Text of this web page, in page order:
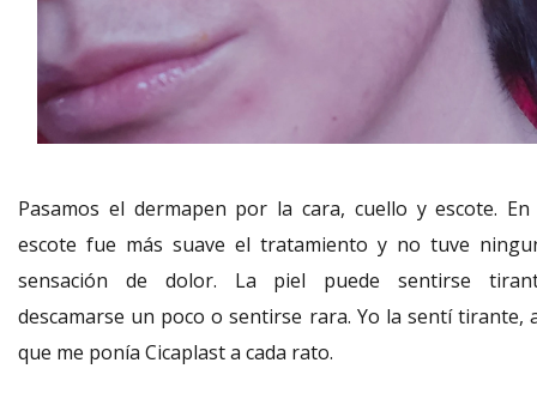
Pasamos el dermapen por la cara, cuello y escote. En
escote fue más suave el tratamiento y no tuve
sensación de dolor. La piel puede sentirse
descamarse un poco o sentirse rara. Yo la sentí tirante,
que me ponía Cicaplast a cada rato.